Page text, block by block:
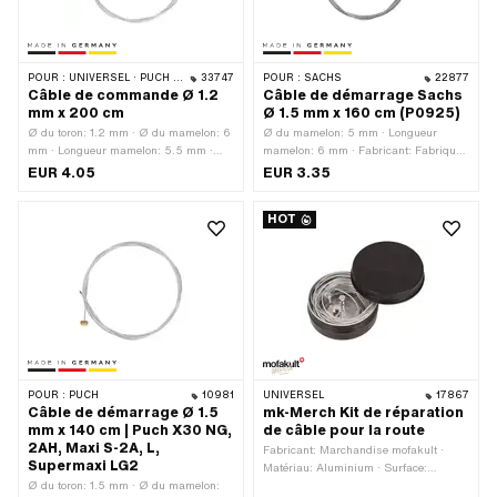
POUR : UNIVERSEL · PUCH · SACHS · ZÜNDAPP BELMONDO · CILO 33747
Câble de commande Ø 1.2
mm x 200 cm
Ø du toron: 1.2 mm · Ø du mamelon: 6
mm · Longueur mamelon: 5.5 mm ·
Fabricant: Fabriqué en Allemagne ·
bleu · Longueur du câble: 2000 mm ·
Forme du mamelon: Tonneau
(transversal)
EUR 4.05
POUR : SACHS 22877
Câble de démarrage Sachs
Ø 1.5 mm x 160 cm (P0925)
Ø du mamelon: 5 mm · Longueur
mamelon: 6 mm · Fabricant: Fabriqué
en Allemagne · Matériau: Acier · Ø du
Longueur du câble: 1600 mm · Nombre
de composants: 1 pcs · Champ
d'application: Standard
EUR 3.35
POUR : PUCH 10981
Câble de démarrage Ø 1.5
mm x 140 cm | Puch X30 NG,
2AH, Maxi S-2A, L,
Supermaxi LG2
Ø du toron: 1.5 mm · Ø du mamelon:
HOT
UNIVERSEL 17867
mk-Merch Kit de réparation
de câble pour la route
Fabricant: Marchandise mofakult ·
Matériau: Aluminium · Surface: